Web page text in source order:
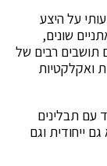
על היצע
שונים,
תושבים רבים של
ואקלקטיות
עם תבלינים
ייחודית וגם